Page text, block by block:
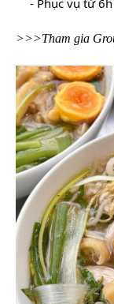
- Phục vụ từ
>>>Tham gia